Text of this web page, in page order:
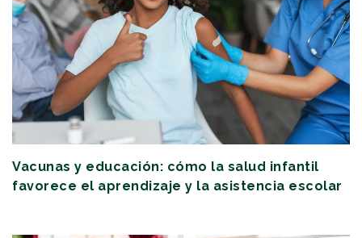
Vacunas y educación: cómo la salud infantil
favorece el aprendizaje y la asistencia escolar